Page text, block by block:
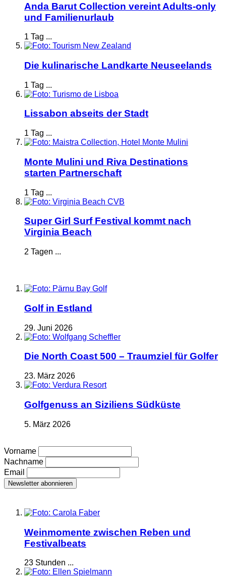
Anda Barut Collection vereint Adults-only
und Familienurlaub
1 Tag ...
Die kulinarische Landkarte Neuseelands
1 Tag ...
Lissabon abseits der Stadt
1 Tag ...
Monte Mulini und Riva Destinations
starten Partnerschaft
1 Tag ...
Super Girl Surf Festival kommt nach
Virginia Beach
2 Tagen ...
Golf in Estland
29. Juni 2026
Die North Coast 500 – Traumziel für Golfer
23. März 2026
Golfgenuss an Siziliens Südküste
5. März 2026
Vorname
Nachname
Email
Weinmomente zwischen Reben und
Festivalbeats
23 Stunden ...